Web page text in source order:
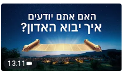
13:11